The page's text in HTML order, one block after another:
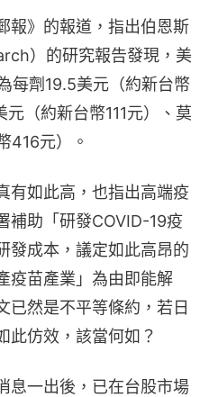
報》的報道，指出伯恩斯
）的研究報告發現，美
每劑19.5美元（約新台幣
（約新台幣111元）、莫
416元）。
有如此高，也指出高端疫
補助「研發COVID-19疫
發成本，議定如此高昂的
疫苗產業」為由即能解
已然是不平等條約，若日
此仿效，該當何如？
息一出後，已在台股市場